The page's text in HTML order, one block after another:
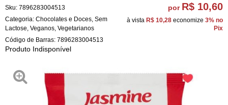
Sku: 7896283004513
Categoria: Chocolates e Doces Sem
Lactose Veganos Vegetarianos
Código de Barras: 7896283004513
Produto Indisponível
por R$ 10,60
à vista R$ 10,28 economize 3% no
Pix